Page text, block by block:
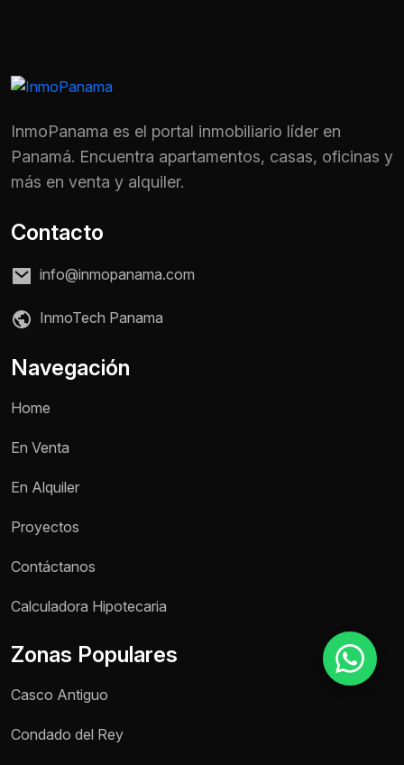
Teléfono / WhatsApp *
InmoPanama es el portal inmobiliario líder en
Panamá. Encuentra apartamentos, casas, oficinas y
más en venta y alquiler.
Contacto
info@inmopanama.com
InmoTech Panama
Navegación
Home
En Venta
En Alquiler
Proyectos
Contáctanos
Calculadora Hipotecaria
Zonas Populares
Casco Antiguo
Condado del Rey